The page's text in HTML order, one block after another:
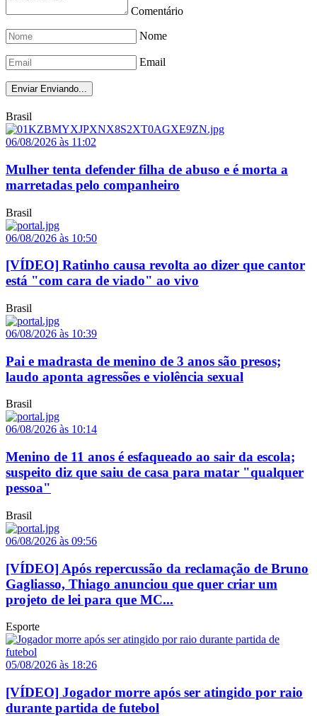
Comentário
Nome
Email
Enviar Enviando...
Brasil
06/08/2026 às 11:02
Mulher tenta defender filha de abuso e é morta a
marretadas pelo companheiro
Brasil
06/08/2026 às 10:50
[VÍDEO] Ratinho causa revolta ao dizer que cantor
está "com cara de viado" ao vivo
Brasil
06/08/2026 às 10:39
Pai e madrasta de menino de 3 anos são presos;
laudo aponta agressões e violência sexual
Brasil
06/08/2026 às 10:14
Menino de 11 anos é esfaqueado ao sair da escola;
suspeito diz que saiu de casa para matar "qualquer
pessoa"
Brasil
06/08/2026 às 09:56
[VÍDEO] Após repercussão da reclamação de Bruno
Gagliasso, Thiago anunciou que quer criar um
projeto de lei para que MC...
Esporte
05/08/2026 às 18:26
[VÍDEO] Jogador morre após ser atingido por raio
durante partida de futebol